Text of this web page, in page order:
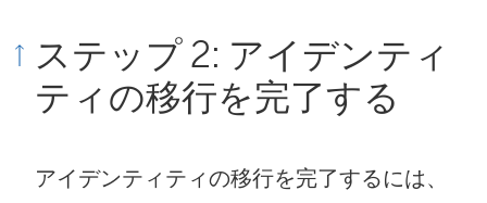
ィ
ン
ウ
ステップ 2: アイデンティ
ティの移行を完了する
アイデンティティの移行を完了するには、